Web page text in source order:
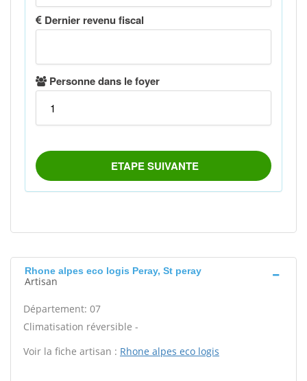
Rhone alpes eco logis Peray, St peray
Artisan
Département: 07
Climatisation réversible -
Voir la fiche artisan : Rhone alpes eco logis